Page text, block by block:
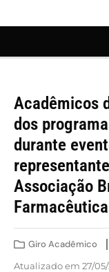
Acadêmicos
dos
durante
Associação
Giro Acadêmico
Atualizado em 27/05/